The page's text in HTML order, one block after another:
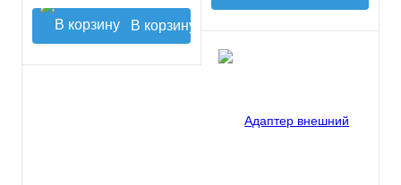
В корзину